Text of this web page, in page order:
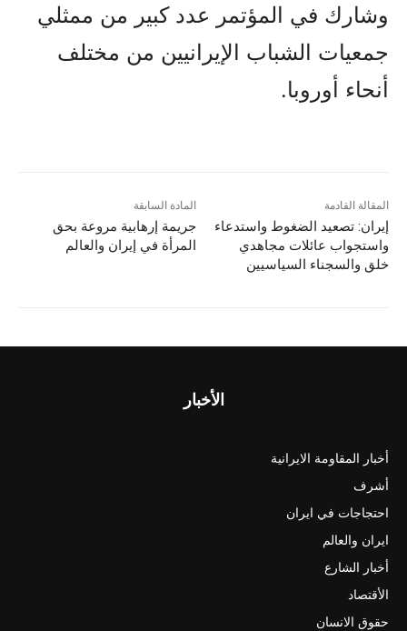
وشارك في المؤتمر عدد كبير من ممثلي
جمعيات الشباب الإيرانيين من مختلف
أنحاء أوروبا.
المادة السابقة
جريمة إرهابية مروعة بحق
المرأة في إيران والعالم
المقالة القادمة
إيران: تصعيد الضغوط واستدعاء
واستجواب عائلات مجاهدي
خلق والسجناء السياسيين
الأخبار
أخبار المقاومة الايرانية
أشرف
احتجاجات في ايران
ايران والعالم
أخبار الشارع
الأقتصاد
حقوق الانسان